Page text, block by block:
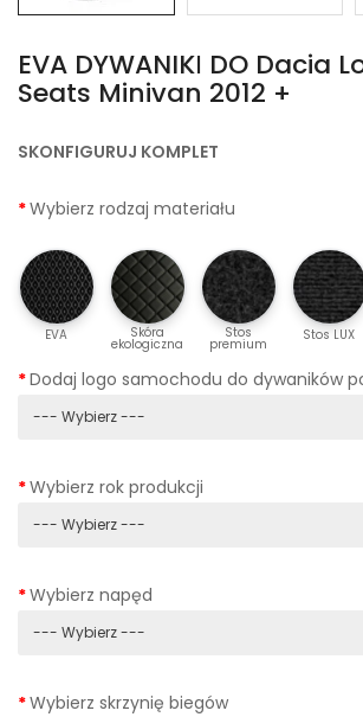
EVA DYWANIKІ DO Dacia
Seats Minivan 2012 +
SKONFIGURUJ KOMPLET
Wybierz rodzaj materiału
EVA Skóra
ekologiczna
Stos
premium
Stos LUX
Dodaj logo samochodu do dywaników
Wybierz rok produkcji
Wybierz napęd
Wybierz skrzynię biegów